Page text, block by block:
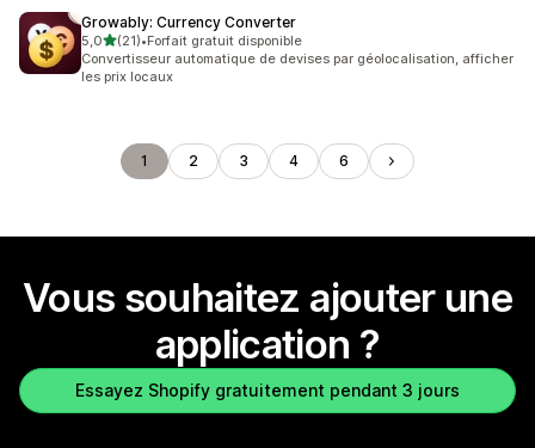
Growably: Currency Converter
5,0étoile(s) sur 5
(21)
21 avis au total
•Forfait gratuit disponible
Convertisseur automatique de devises par géolocalisation, afficher
les prix locaux
1 2 3 4 6
Vous souhaitez ajouter une
application ?
Essayez Shopify gratuitement pendant 3 jours